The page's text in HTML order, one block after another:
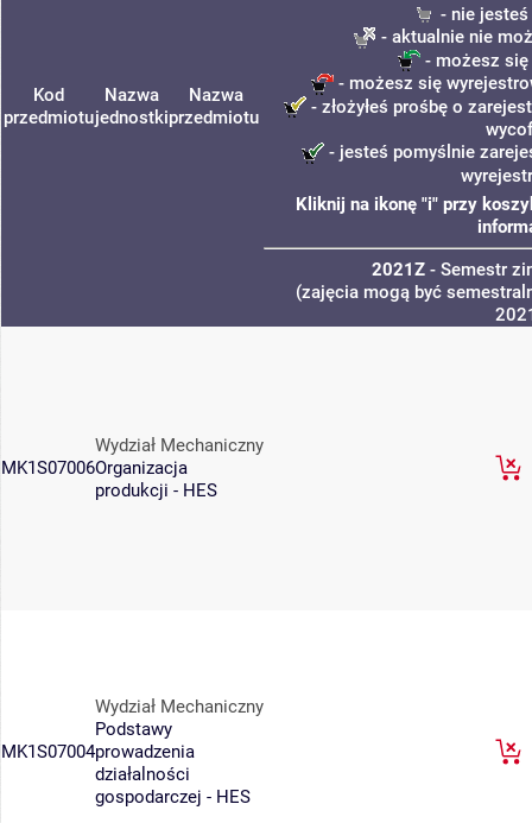
Kod
przedmiotu
Nazwa
jednostki
Nazwa
przedmiotu
- nie
- aktualnie nie
- możesz się
- możesz się
- złożyłeś prośbę o
- jesteś pomyślnie
Kliknij na ikonę "i" przy
2021Z - Semestr
(zajęcia mogą być
MK1S07006
Wydział Mechaniczny
Organizacja
produkcji - HES
MK1S07004
Wydział Mechaniczny
Podstawy
prowadzenia
działalności
gospodarczej - HES